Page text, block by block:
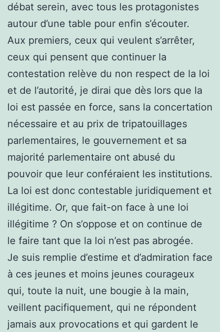
débat serein, avec tous les protagonistes
autour d’une table pour enfin s’écouter.
Aux premiers, ceux qui veulent s’arrêter,
ceux qui pensent que continuer la
contestation relève du non respect de la loi
et de l’autorité, je dirai que dès lors que la
loi est passée en force, sans la concertation
nécessaire et au prix de tripatouillages
parlementaires, le gouvernement et sa
majorité parlementaire ont abusé du
pouvoir que leur conféraient les institutions.
La loi est donc contestable juridiquement et
illégitime. Or, que fait-on face à une loi
illégitime ? On s’oppose et on continue de
le faire tant que la loi n’est pas abrogée.
Je suis remplie d’estime et d’admiration face
à ces jeunes et moins jeunes courageux
qui, toute la nuit, une bougie à la main,
veillent pacifiquement, qui ne répondent
jamais aux provocations et qui gardent le